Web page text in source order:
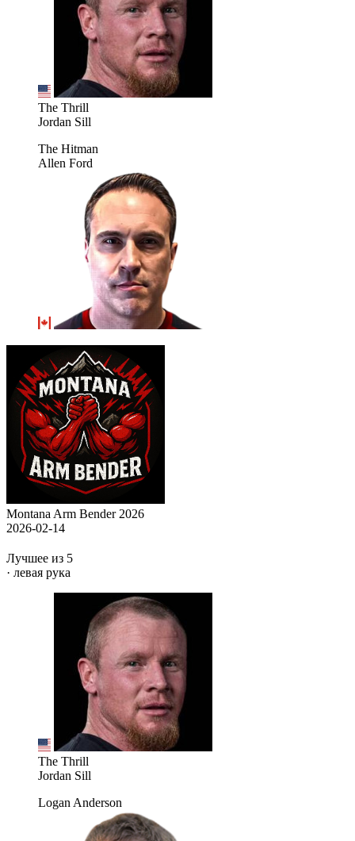
The Thrill
Jordan Sill
The Hitman
Allen Ford
Montana Arm Bender 2026
2026-02-14
Лучшее из 5
· левая рука
The Thrill
Jordan Sill
Logan Anderson